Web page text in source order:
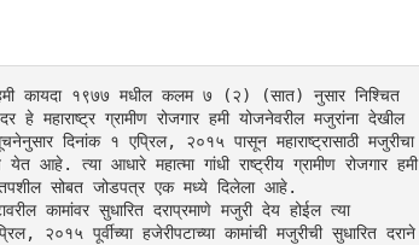
हमी कायदा १९७७ मधील कलम ७ (२) (सात) नुसार निश्चित
ग्रामीण रोजगार हमी योजनेवरील मजुरांना देखील
दिनांक १ एप्रिल, २०१५ पासून महाराष्ट्रासाठी मजुरीचा
त्या आधारे महात्मा गांधी राष्ट्रीय ग्रामीण रोजगार हमी
सोबत जोडपत्र एक मध्ये दिलेला आहे.
कामांवर सुधारित दराप्रमाणे मजुरी देय होईल त्या
२०१५ पूर्वीच्या हजेरीपटाच्या कामांची मजुरीची सुधारित दराने